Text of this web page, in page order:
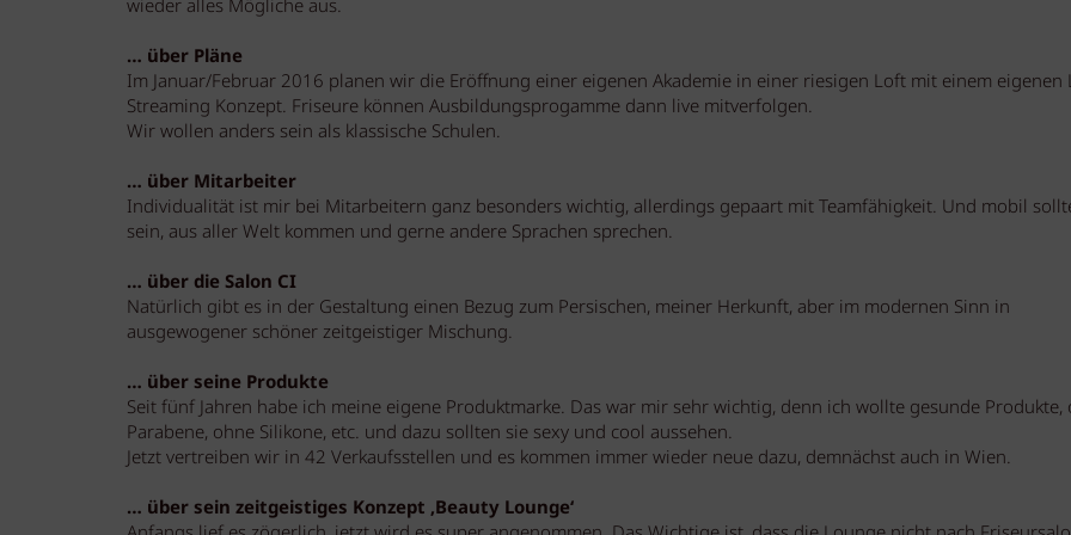
wieder alles Mögliche aus.
… über Pläne
Im Januar/Februar 2016 planen wir die Eröffnung einer eigenen Akademie in einer riesigen Loft mit einem eigenen
Streaming Konzept. Friseure können Ausbildungsprogamme dann live mitverfolgen.
Wir wollen anders sein als klassische Schulen.
… über Mitarbeiter
Individualität ist mir bei Mitarbeitern ganz besonders wichtig, allerdings gepaart mit Teamfähigkeit. Und mobil
sein, aus aller Welt kommen und gerne andere Sprachen sprechen.
… über die Salon CI
Natürlich gibt es in der Gestaltung einen Bezug zum Persischen, meiner Herkunft, aber im modernen Sinn in
ausgewogener schöner zeitgeistiger Mischung.
… über seine Produkte
Seit fünf Jahren habe ich meine eigene Produktmarke. Das war mir sehr wichtig, denn ich wollte gesunde Produkte,
Parabene, ohne Silikone, etc. und dazu sollten sie sexy und cool aussehen.
Jetzt vertreiben wir in 42 Verkaufsstellen und es kommen immer wieder neue dazu, demnächst auch in Wien.
… über sein zeitgeistiges Konzept ‚Beauty Lounge‘